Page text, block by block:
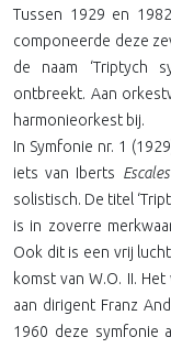
Tussen 1929 en
componeerde deze
de naam ‘Triptych
ontbreekt. Aan
harmonieorkest bij.
In Symfonie nr. 1
iets van Iberts Escales
solistisch. De titel
is in zoverre
Ook dit is een vrij
komst van W.O. II.
aan dirigent Franz
1960 deze symfonie